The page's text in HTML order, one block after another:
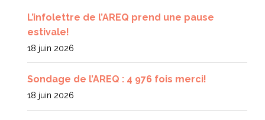
L’infolettre de l’AREQ prend une pause
estivale!
18 juin 2026
Sondage de l’AREQ : 4 976 fois merci!
18 juin 2026